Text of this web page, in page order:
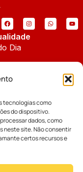
tecnologias como
do dispositivo.
dados, como
neste site. Não consentir
certos recursos e
Dia